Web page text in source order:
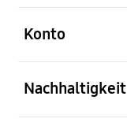
Konto
Nachhaltigkeit